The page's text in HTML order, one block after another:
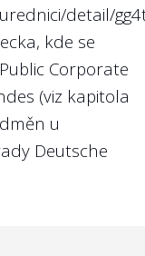
detail/
kde se
Public Corporate
(viz kapitola
u
Deutsche